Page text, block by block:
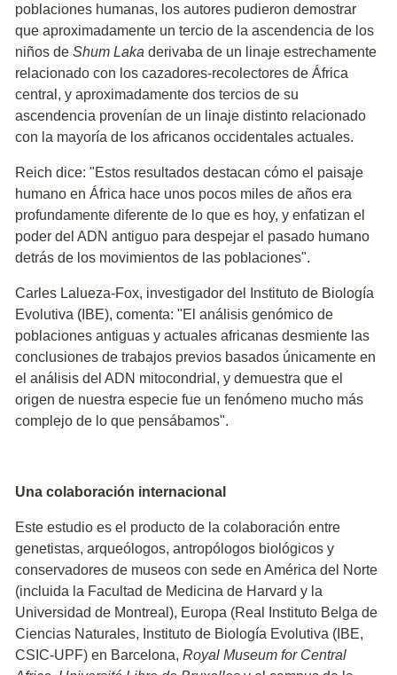
poblaciones humanas, los autores pudieron demostrar
que aproximadamente un tercio de la ascendencia de los
niños de Shum Laka derivaba de un linaje estrechamente
relacionado con los cazadores-recolectores de África
central, y aproximadamente dos tercios de su
ascendencia provenían de un linaje distinto relacionado
con la mayoría de los africanos occidentales actuales.
Reich dice: "Estos resultados destacan cómo el paisaje
humano en África hace unos pocos miles de años era
profundamente diferente de lo que es hoy, y enfatizan el
poder del ADN antiguo para despejar el pasado humano
detrás de los movimientos de las poblaciones".
Carles Lalueza-Fox, investigador del Instituto de Biología
Evolutiva (IBE), comenta: "El análisis genómico de
poblaciones antiguas y actuales africanas desmiente las
conclusiones de trabajos previos basados únicamente en
el análisis del ADN mitocondrial, y demuestra que el
origen de nuestra especie fue un fenómeno mucho más
complejo de lo que pensábamos".
Una colaboración internacional
Este estudio es el producto de la colaboración entre
genetistas, arqueólogos, antropólogos biológicos y
conservadores de museos con sede en América del Norte
(incluida la Facultad de Medicina de Harvard y la
Universidad de Montreal), Europa (Real Instituto Belga de
Ciencias Naturales, Instituto de Biología Evolutiva (IBE,
CSIC-UPF) en Barcelona, Royal Museum for Central